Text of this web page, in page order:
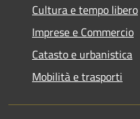
Cultura e tempo libero
Imprese e Commercio
Catasto e urbanistica
Mobilità e trasporti